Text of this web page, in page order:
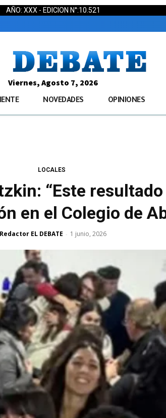
AÑO: XXX - EDICION N°:10.521
Viernes, Agosto 7, 2026
NOVEDADES OPINIONES
LOCALES
“Este
en el Colegio de
Redactor EL DEBATE - 1 junio, 2026